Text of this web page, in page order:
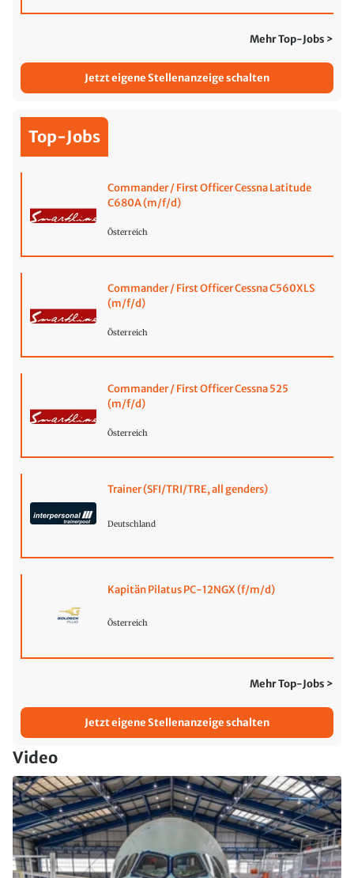
Mehr Top-Jobs >
Jetzt eigene Stellenanzeige schalten
Top-Jobs
Commander / First Officer Cessna Latitude
C680A (m/f/d)
Österreich
Commander / First Officer Cessna C560XLS
(m/f/d)
Österreich
Commander / First Officer Cessna 525
(m/f/d)
Österreich
Trainer (SFI/TRI/TRE, all genders)
Deutschland
Kapitän Pilatus PC-12NGX (f/m/d)
Österreich
Mehr Top-Jobs >
Jetzt eigene Stellenanzeige schalten
Video